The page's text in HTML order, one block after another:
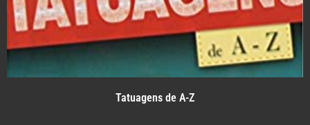
Tatuagens de A-Z